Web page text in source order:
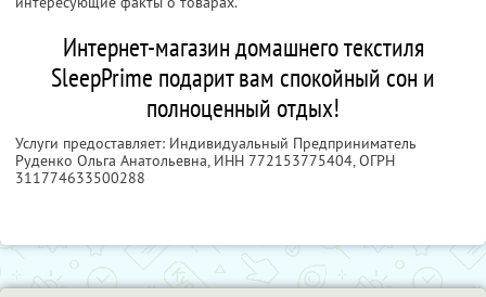
Интернет-магазин домашнего текстиля
SleepPrime подарит вам спокойный сон и
полноценный отдых!
Услуги предоставляет: Индивидуальный Предприниматель
Руденко Ольга Анатольевна, ИНН 772153775404, ОГРН
311774633500288